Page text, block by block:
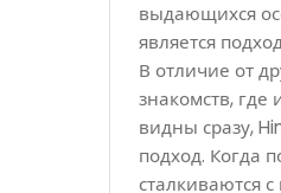
выдающихся
является
В отличие от
знакомств,
видны сразу,
подход. Когда
сталкиваются